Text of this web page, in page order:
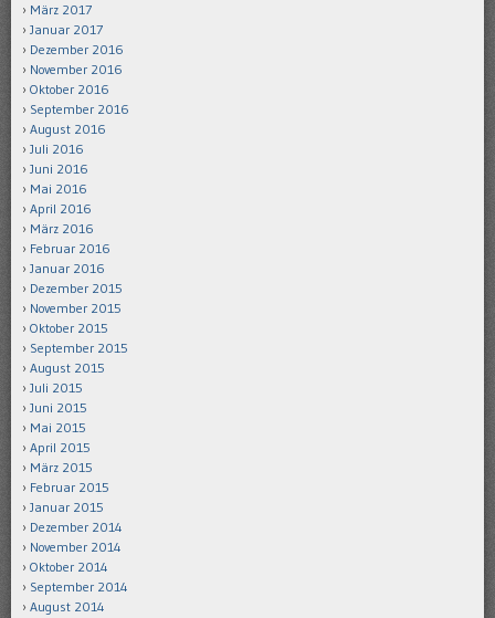
März 2017
Januar 2017
Dezember 2016
November 2016
Oktober 2016
September 2016
August 2016
Juli 2016
Juni 2016
Mai 2016
April 2016
März 2016
Februar 2016
Januar 2016
Dezember 2015
November 2015
Oktober 2015
September 2015
August 2015
Juli 2015
Juni 2015
Mai 2015
April 2015
März 2015
Februar 2015
Januar 2015
Dezember 2014
November 2014
Oktober 2014
September 2014
August 2014